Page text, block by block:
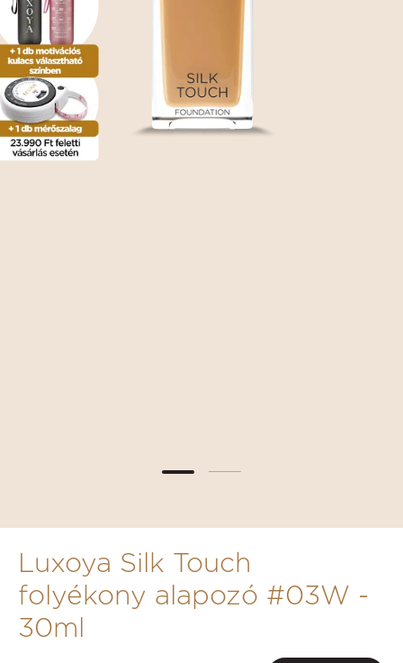
Luxoya Silk Touch
folyékony alapozó #03W -
30ml